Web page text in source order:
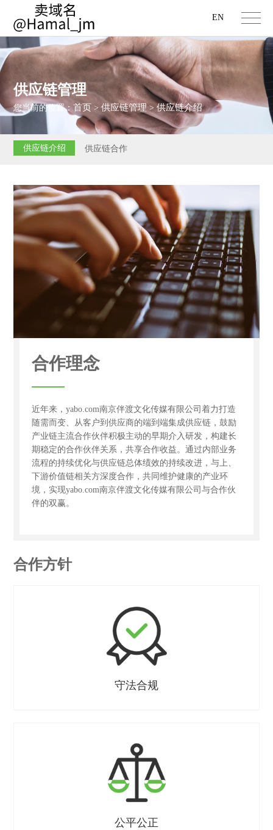
EN
供应链管理
您当前的位置：首页 >供应链管理>供应链介绍
供应链介绍 供应链合作
合作理念
近年来，yabo.com南京伴渡文化传媒有限公司着力打造
随需而变、从客户到供应商的端到端集成供应链，鼓励
产业链主流合作伙伴积极主动的早期介入研发，构建长
期稳定的合作伙伴关系，共享合作收益。通过内部业务
流程的持续优化与供应链总体绩效的持续改进，与上、
下游价值链相关方深度合作，共同维护健康的产业环
境，实现yabo.com南京伴渡文化传媒有限公司与合作伙
伴的双赢。
合作方针
守法合规
公平公正